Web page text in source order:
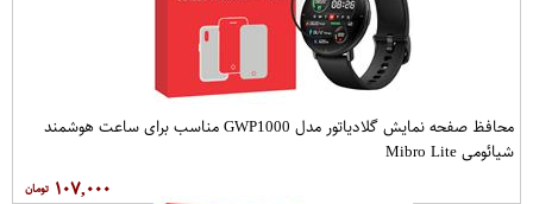
محافظ صفحه نمایش گلادیاتور مدل GWP1000 مناسب برای ساعت هوشمند
شیائومی Mibro Lite
۱۰۷,۰۰۰